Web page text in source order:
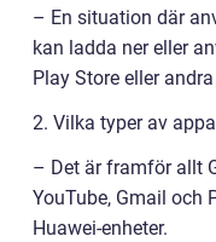
– En situation där
kan ladda ner eller
Play Store eller
2. Vilka typer av
– Det är framför allt
YouTube, Gmail och
Huawei-enheter.